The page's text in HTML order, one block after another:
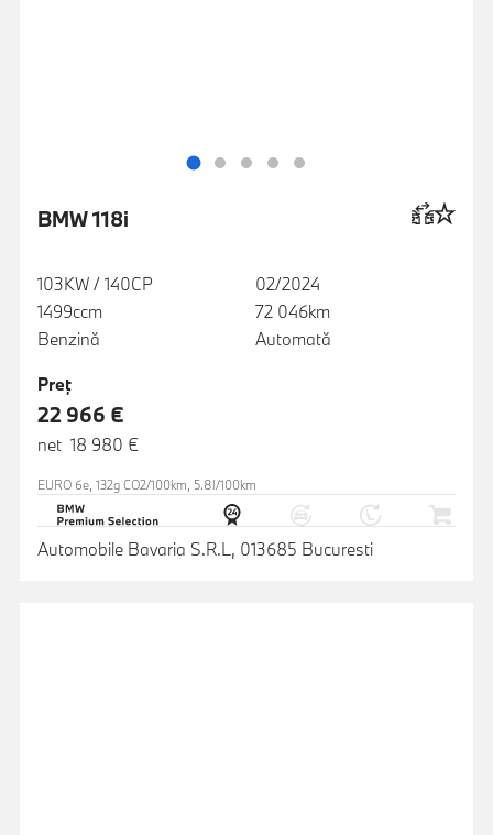
BMW 118i
103KW / 140CP
1499ccm
Benzină
02/2024
72 046km
Automată
Preţ
22 966 €
net 18 980 €
EURO 6e, 132g CO2/100km, 5.8l/100km
Automobile Bavaria S.R.L, 013685 Bucuresti